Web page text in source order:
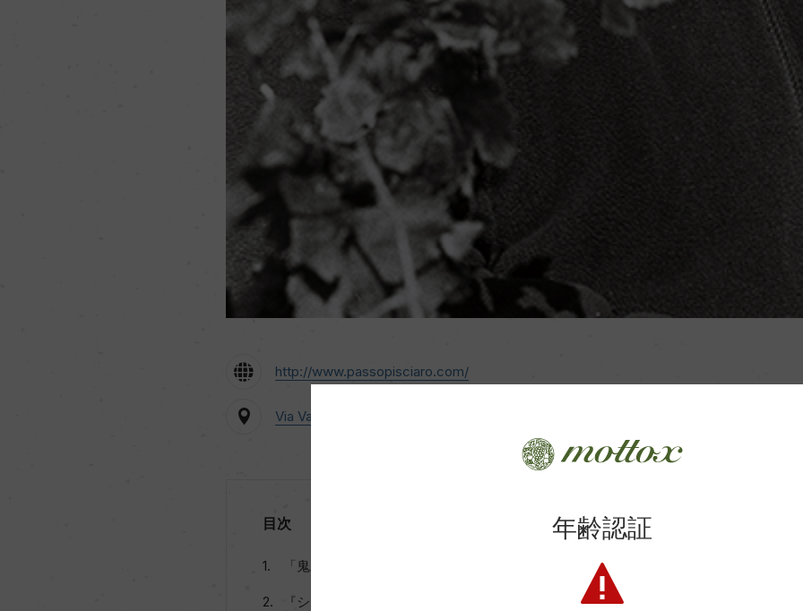
http://www.passopisciaro.com/
Via Val d'Orcia, 15 53047 Saｒteano( SI ), ITALY
目次
「鬼才」と呼ばれる男、アンドレア・フランケッティ
『シチーリアのピノ・ノワール』の正体
年齢認証